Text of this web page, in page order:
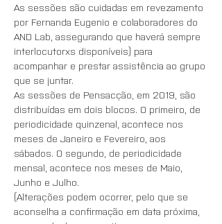
As sessões são cuidadas em revezamento
por Fernanda Eugenio e colaboradores do
AND Lab, assegurando que haverá sempre
interlocutorxs disponíveis) para
acompanhar e prestar assistência ao grupo
que se juntar.
As sessões de Pensacção, em 2019, são
distribuídas em dois blocos. O primeiro, de
periodicidade quinzenal, acontece nos
meses de Janeiro e Fevereiro, aos
sábados. O segundo, de periodicidade
mensal, acontece nos meses de Maio,
Junho e Julho.
(Alterações podem ocorrer, pelo que se
aconselha a confirmação em data próxima,